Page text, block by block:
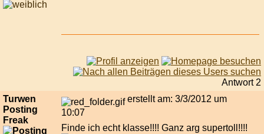
Antwort 2
Turwen
Posting
Freak
erstellt am: 3/3/2012 um
10:07
Finde ich echt klasse!!!! Ganz arg supertoll!!!!